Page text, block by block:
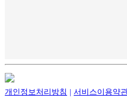
개인정보처리방침 | 서비스이용약